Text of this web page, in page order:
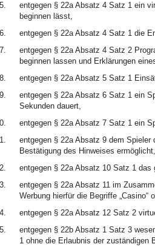
entgegen § 22a Absatz 4 Satz 1 ein
beginnen lässt,
entgegen § 22a Absatz 4 Satz 1 die
entgegen § 22a Absatz 4 Satz 2
beginnen lassen und Erklärungen
entgegen § 22a Absatz 5 Satz 1
entgegen § 22a Absatz 6 Satz 1 ein
Sekunden dauert,
entgegen § 22a Absatz 7 Satz 1 ein
entgegen § 22a Absatz 9 dem
Bestätigung des Hinweises ermöglicht,
entgegen § 22a Absatz 10 Satz 1
entgegen § 22a Absatz 11 im
Werbung hierfür die Begriffe „Casino“
entgegen § 22a Absatz 12 Satz 2
entgegen § 22b Absatz 1 Satz 3
1 ohne die Erlaubnis der zuständigen